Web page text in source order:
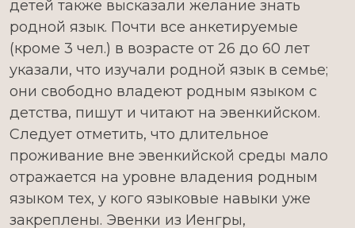
детей также высказали желание знать
родной язык. Почти все анкетируемые
(кроме 3 чел.) в возрасте от 26 до 60 лет
указали, что изучали родной язык в семье;
они свободно владеют родным языком с
детства, пишут и читают на эвенкийском.
Следует отметить, что длительное
проживание вне эвенкийской среды мало
отражается на уровне владения родным
языком тех, у кого языковые навыки уже
закреплены. Эвенки из Иенгры,